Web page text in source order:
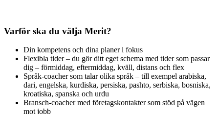
Varför ska du välja Merit?
Din kompetens och dina planer i fokus
Flexibla tider – du gör ditt eget schema med tider som passar
dig – förmiddag, eftermiddag, kväll, distans och flex
Språk-coacher som talar olika språk – till exempel arabiska,
dari, engelska, kurdiska, persiska, pashto, serbiska, bosniska,
kroatiska, spanska och urdu
Bransch-coacher med företagskontakter som stöd på vägen
mot jobb